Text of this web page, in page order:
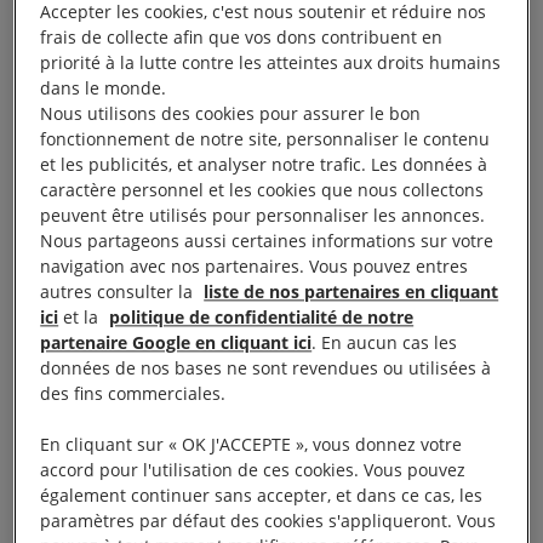
« terrorisme ».
« Si les hostilités militaires ont pris fin, la propension
du gouvernement syrien à commettre de graves
atteintes aux droits humains reste intacte. La torture,
les disparitions forcées et les détentions arbitraires
ou illégales, qui ont contraint de nombreux Syriens à
chercher refuge à l’étranger, sont plus prégnantes
que jamais en Syrie. En outre, le seul fait d’avoir fui
la Syrie suffit à placer ceux qui rentrent dans le
collimateur des autorités,a déclaré Marie Forestier,
chercheuse sur les droits des personnes réfugiées et
« Les gouvernements qui affirment que la Syrie est
désormais un pays sûr choisissent d’ignorer la
Accepter les cookies, c'est nous soutenir et réduire nos
frais de collecte afin que vos dons contribuent en
priorité à la lutte contre les atteintes aux droits humains
dans le monde.
Nous utilisons des cookies pour assurer le bon
fonctionnement de notre site, personnaliser le contenu
et les publicités, et analyser notre trafic. Les données à
caractère personnel et les cookies que nous collectons
peuvent être utilisés pour personnaliser les annonces.
Nous partageons aussi certaines informations sur votre
navigation avec nos partenaires. Vous pouvez entres
autres consulter la liste de nos partenaires en cliquant
ici et la politique de confidentialité de notre
partenaire Google en cliquant ici. En aucun cas les
données de nos bases ne sont revendues ou utilisées à
des fins commerciales.
En cliquant sur « OK J'ACCEPTE », vous donnez votre
accord pour l'utilisation de ces cookies. Vous pouvez
également continuer sans accepter, et dans ce cas, les
paramètres par défaut des cookies s'appliqueront. Vous